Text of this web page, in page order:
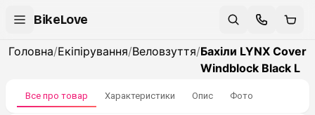
BikeLove
Головна/Екіпірування/Веловзуття/Бахіли LYNX Cover
Windblock Black L
Все про товар Характеристики Опис Фото